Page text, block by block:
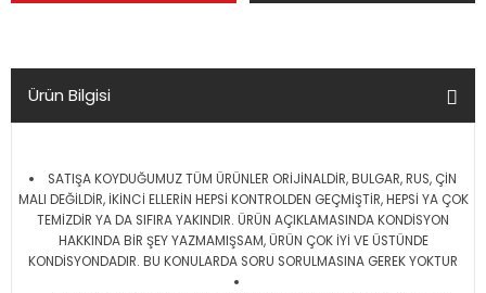
Ürün Bilgisi
SATIŞA KOYDUĞUMUZ TÜM ÜRÜNLER ORİJİNALDİR, BULGAR, RUS, ÇİN
MALI DEĞİLDİR, İKİNCİ ELLERİN HEPSİ KONTROLDEN GEÇMİŞTİR, HEPSİ YA ÇOK
TEMİZDİR YA DA SIFIRA YAKINDIR. ÜRÜN AÇIKLAMASINDA KONDİSYON
HAKKINDA BİR ŞEY YAZMAMIŞSAM, ÜRÜN ÇOK İYİ VE ÜSTÜNDE
KONDİSYONDADIR. BU KONULARDA SORU SORULMASINA GEREK YOKTUR